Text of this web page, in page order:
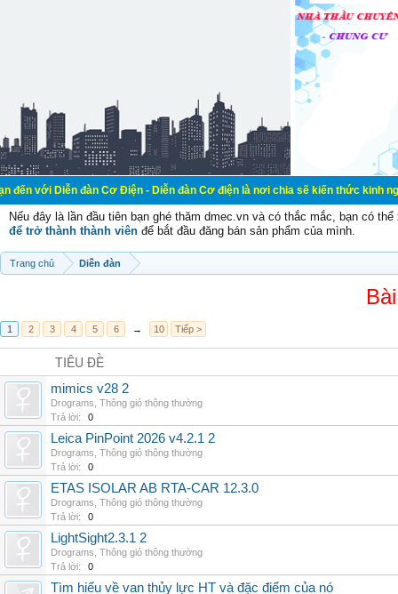
đàn Cơ Điện - Diễn đàn Cơ điện là nơi chia sẽ kiến thức kinh nghiệm
Nếu đây là lần đầu tiên bạn ghé thăm dmec.vn và có thắc mắc, bạn có
để trở thành thành viên để bắt đầu đăng bán sản phẩm của mình.
Trang chủ Diễn đàn
1 2 3 4 5 6 → 10 Tiếp >
TIÊU ĐỀ
mimics v28 2
Drograms Thông gió thông thường
Trả lời:
0
Leica PinPoint 2026 v4.2.1 2
Drograms Thông gió thông thường
Trả lời:
0
ETAS ISOLAR AB RTA-CAR 12.3.0
Drograms Thông gió thông thường
Trả lời:
0
LightSight2.3.1 2
Drograms Thông gió thông thường
Trả lời:
0
Tìm hiểu về van thủy lực HT và đặc điểm của nó